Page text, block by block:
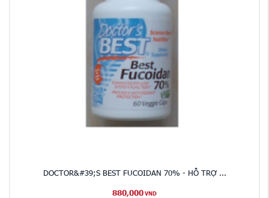
DOCTOR&#39;S BEST FUCOIDAN 70% - HỖ TRỢ ...
880,000 VND